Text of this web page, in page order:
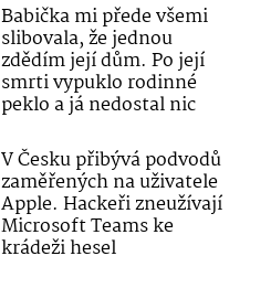
Babička mi přede všemi
slibovala, že jednou
zdědím její dům. Po její
smrti vypuklo rodinné
peklo a já nedostal nic
V Česku přibývá podvodů
zaměřených na uživatele
Apple. Hackeři zneužívají
Microsoft Teams ke
krádeži hesel